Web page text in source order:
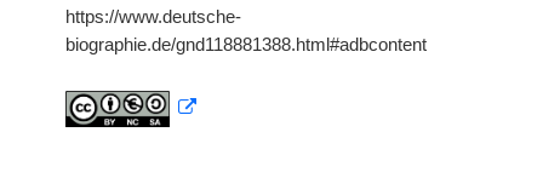
https://www.deutsche-
biographie.de/gnd118881388.html#adbcontent